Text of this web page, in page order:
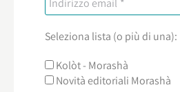
Seleziona lista (o più di una):
Kolòt - Morashà
Novità editoriali Morashà